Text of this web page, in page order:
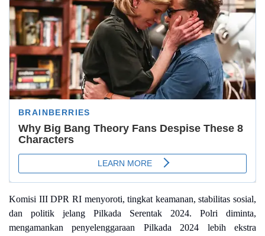
Komisi III DPR RI menyoroti, tingkat keamanan, stabilitas sosial,
dan politik jelang Pilkada Serentak 2024. Polri diminta,
mengamankan penyelenggaraan Pilkada 2024 lebih ekstra